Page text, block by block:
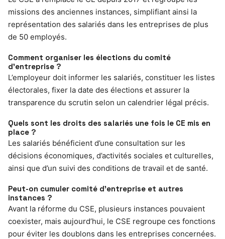
missions des anciennes instances, simplifiant ainsi la
représentation des salariés dans les entreprises de plus
de 50 employés.
Comment organiser les élections du comité
d’entreprise ?
L’employeur doit informer les salariés, constituer les listes
électorales, fixer la date des élections et assurer la
transparence du scrutin selon un calendrier légal précis.
Quels sont les droits des salariés une fois le CE mis en
place ?
Les salariés bénéficient d’une consultation sur les
décisions économiques, d’activités sociales et culturelles,
ainsi que d’un suivi des conditions de travail et de santé.
Peut-on cumuler comité d’entreprise et autres
instances ?
Avant la réforme du CSE, plusieurs instances pouvaient
coexister, mais aujourd’hui, le CSE regroupe ces fonctions
pour éviter les doublons dans les entreprises concernées.